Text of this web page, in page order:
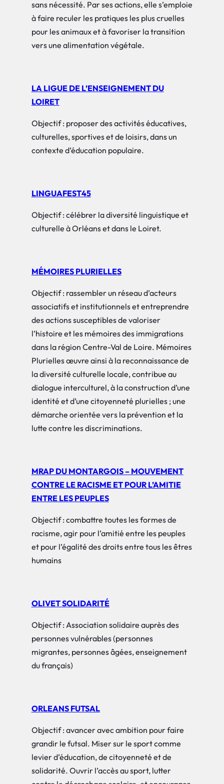
sans nécessité. Par ses actions, elle s’emploie
à faire reculer les pratiques les plus cruelles
pour les animaux et à favoriser la transition
vers une alimentation végétale.
LA LIGUE DE L’ENSEIGNEMENT DU
LOIRET
Objectif : proposer des activités éducatives,
culturelles, sportives et de loisirs, dans un
contexte d’éducation populaire.
LINGUAFEST45
Objectif : célébrer la diversité linguistique et
culturelle à Orléans et dans le Loiret.
MÉMOIRES PLURIELLES
Objectif : rassembler un réseau d’acteurs
associatifs et institutionnels et entreprendre
des actions susceptibles de valoriser
l’histoire et les mémoires des immigrations
dans la région Centre-Val de Loire. Mémoires
Plurielles œuvre ainsi à la reconnaissance de
la diversité culturelle locale, contribue au
dialogue interculturel, à la construction d’une
identité et d’une citoyenneté plurielles ; une
démarche orientée vers la prévention et la
lutte contre les discriminations.
MRAP DU MONTARGOIS – MOUVEMENT
CONTRE LE RACISME ET POUR L’AMITIE
ENTRE LES PEUPLES
Objectif : combattre toutes les formes de
racisme, agir pour l’amitié entre les peuples
et pour l’égalité des droits entre tous les êtres
humains
OLIVET SOLIDARITÉ
Objectif : Association solidaire auprès des
personnes vulnérables (personnes
migrantes, personnes âgées, enseignement
du français)
ORLEANS FUTSAL
Objectif : avancer avec ambition pour faire
grandir le futsal. Miser sur le sport comme
levier d’éducation, de citoyenneté et de
solidarité. Ouvrir l’accès au sport, lutter